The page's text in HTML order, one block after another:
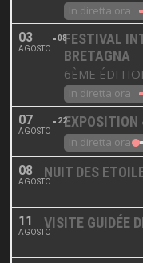
In diretta ora
03
AGOSTO
08FESTIVAL
BRETAGNA
6ÈME
In diretta ora
07
AGOSTO
22EXPOSITION
In diretta ora
08
AGOSTO
NUIT DES
11
AGOSTO
VISITE GUIDÉE